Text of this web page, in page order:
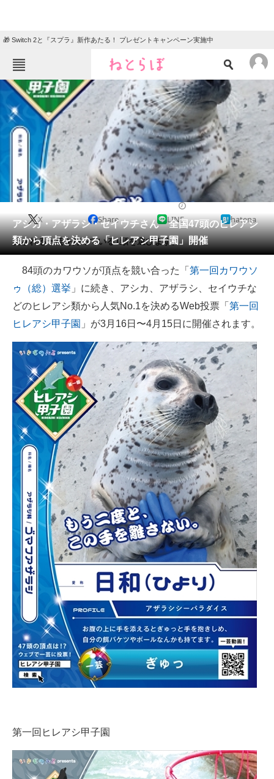
🎁 Switch 2と『スプラ』新作あたる！ プレゼントキャンペーン実施中
ねとらぼメニュー
TOP ニュース
エンタメ クイズ
グルメ 地域
教育・育児
動物 リサーチ
会員記事
メディア
注目記事を集めた総合ページ
ITの今と未来を見通す
スマホと通信の最新トレンド
進化するPCとデバイスの未来
好きが集まる 比べて選べる
ビジネスと働き方のヒント
AI活用のいまが分かる
企業ITのトレンドを詳説
経営リーダーのコミュニティ
マーケ×ITの今がよく分かる
ITエンジニア向け専門サイト
企業向けIT製品の総合サイト
IT製品の技術・比較・事例
製造業のIT導入・活用を支援
モノづくり技術者専門サイト
エレクトロニクス専門サイト
ちょっと気になるネットの話題
アシカ・アザラシ・セイウチさん 全国47頭のヒレアシ
類から頂点を決める「ヒレアシ甲子園」開催
X Share LINE hatena
愛される一芸を持っている1頭を選びます。
84頭のカワウソが頂点を競い合った「 第一回カワウソ
ゥ（総）選挙 」に続き、アシカ、アザラシ、セイウチな
どのヒレアシ類から人気No.1を決めるWeb投票「 第一回
ヒレアシ甲子園 」が3月16日〜4月15日に開催されます。
第一回ヒレアシ甲子園